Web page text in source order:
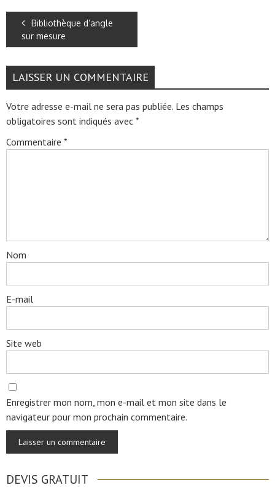
Bibliothèque d’angle
sur mesure
LAISSER UN COMMENTAIRE
Votre adresse e-mail ne sera pas publiée. Les champs
obligatoires sont indiqués avec *
Commentaire *
Nom
E-mail
Site web
Enregistrer mon nom, mon e-mail et mon site dans le
navigateur pour mon prochain commentaire.
DEVIS GRATUIT